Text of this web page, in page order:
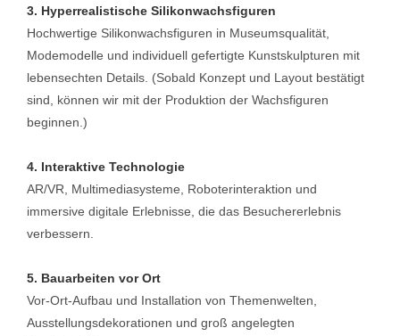
3. Hyperrealistische Silikonwachsfiguren
Hochwertige Silikonwachsfiguren in Museumsqualität,
Modemodelle und individuell gefertigte Kunstskulpturen mit
lebensechten Details. (Sobald Konzept und Layout bestätigt
sind, können wir mit der Produktion der Wachsfiguren
beginnen.)
4. Interaktive Technologie
AR/VR, Multimediasysteme, Roboterinteraktion und
immersive digitale Erlebnisse, die das Besuchererlebnis
verbessern.
5. Bauarbeiten vor Ort
Vor-Ort-Aufbau und Installation von Themenwelten,
Ausstellungsdekorationen und groß angelegten